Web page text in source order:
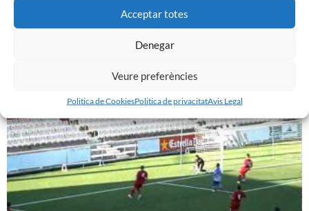
Acceptar totes
Denegar
Veure preferències
Politica de CookiesPolitica de privacitatAvis Legal
Reus 1-0 CE Sabadell (amistós)